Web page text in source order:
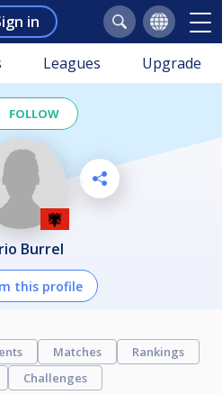
in
Leagues Upgrade
FOLLOW
Burrel
this profile
Matches
Rankings
Challenges